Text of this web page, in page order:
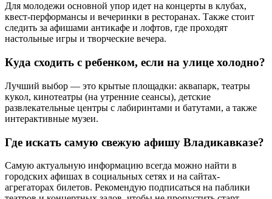
Для молодежи основной упор идет на концерты в клубах,
квест-перформансы и вечеринки в ресторанах. Также стоит
следить за афишами антикафе и лофтов, где проходят
настольные игры и творческие вечера.
Куда сходить с ребенком, если на улице холодно?
Лучший выбор — это крытые площадки: аквапарк, театры
кукол, кинотеатры (на утренние сеансы), детские
развлекательные центры с лабиринтами и батутами, а также
интерактивные музеи.
Где искать самую свежую афишу Владикавказе?
Самую актуальную информацию всегда можно найти в
городских афишах в социальных сетях и на сайтах-
агрегаторах билетов. Рекомендую подписаться на паблики